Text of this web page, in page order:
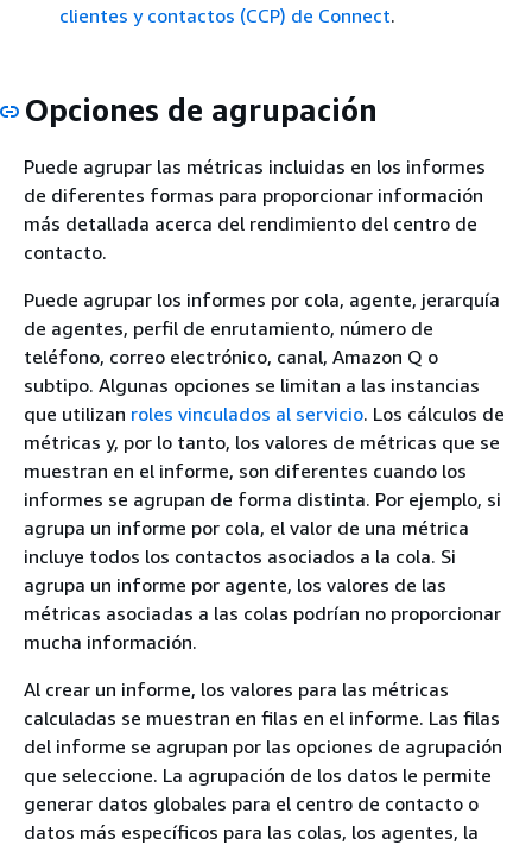
clientes y contactos (CCP) de Connect.
Opciones de agrupación
Puede agrupar las métricas incluidas en los informes
de diferentes formas para proporcionar información
más detallada acerca del rendimiento del centro de
contacto.
Puede agrupar los informes por cola, agente, jerarquía
de agentes, perfil de enrutamiento, número de
teléfono, correo electrónico, canal, Amazon Q o
subtipo. Algunas opciones se limitan a las instancias
que utilizan roles vinculados al servicio. Los cálculos de
métricas y, por lo tanto, los valores de métricas que se
muestran en el informe, son diferentes cuando los
informes se agrupan de forma distinta. Por ejemplo, si
agrupa un informe por cola, el valor de una métrica
incluye todos los contactos asociados a la cola. Si
agrupa un informe por agente, los valores de las
métricas asociadas a las colas podrían no proporcionar
mucha información.
Al crear un informe, los valores para las métricas
calculadas se muestran en filas en el informe. Las filas
del informe se agrupan por las opciones de agrupación
que seleccione. La agrupación de los datos le permite
generar datos globales para el centro de contacto o
datos más específicos para las colas, los agentes, la